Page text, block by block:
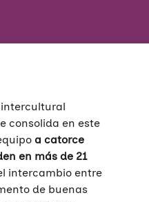
intercultural
consolida en este
a catorce
en más de 21
intercambio entre
de buenas